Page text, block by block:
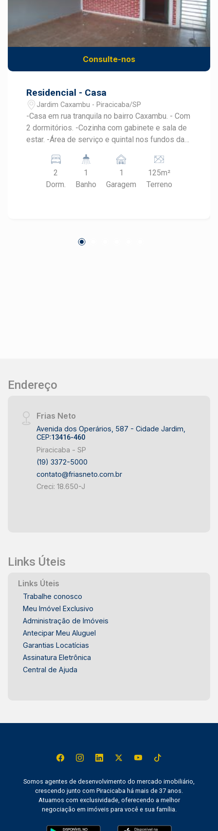
Consulte-nos
Residencial - Casa
Jardim Caxambu - Piracicaba/SP
-Casa em rua tranquila no bairro Caxambu. - Com
2 dormitórios. -Cozinha com gabinete e sala de
estar. -Área de serviço e quintal nos fundos da
2
Dorm.
1
Banho
1
Garagem
125m²
Terreno
Endereço
Frias Neto
Avenida dos Operários, 587 - Cidade Jardim,
CEP:13416-460
Piracicaba - SP
(19) 3372-5000
contato@friasneto.com.br
Creci: 18.650-J
Links Úteis
Links Úteis
Trabalhe conosco
Meu Imóvel Exclusivo
Administração de Imóveis
Antecipar Meu Aluguel
Garantias Locatícias
Assinatura Eletrônica
Central de Ajuda
Somos agentes de desenvolvimento do mercado imobiliário,
crescendo junto com Piracicaba há mais de 37 anos.
Atuamos com exclusividade, oferecendo a melhor
negociação em imóveis para você e sua família.